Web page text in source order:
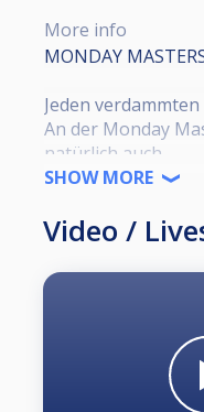
More info
MONDAY
Jeden
An der Monday
natürlich auch.
Anmeldung:
Voranmeldung
9-Ball, Double to
SHOW MORE
Video /